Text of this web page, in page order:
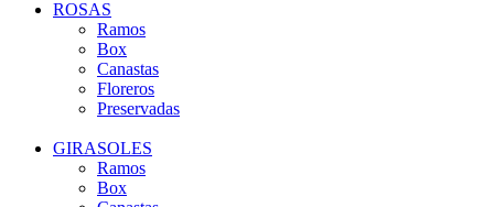
ROSAS
Ramos
Box
Canastas
Floreros
Preservadas
GIRASOLES
Ramos
Box